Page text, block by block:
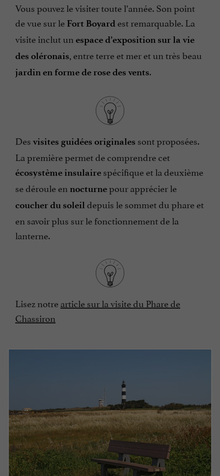
Vous pouvez le visiter toute l’année. Son point
de vue sur le Fort Boyard est remarquable. La
visite inclut un espace d’exposition sur la vie
des oléronais, entre terre et mer et un très beau
jardin en forme de rose des vents.
Des visites guidées originales sont proposées.
La première permet de comprendre cet
écosystème insulaire spécifique et la deuxième
se déroule en nocturnepour apprécier le
coucher du soleil depuis le sommet du phare et
en savoir plus sur le fonctionnement de la
lanterne.
Lisez notrearticle sur la visite du Phare de
Chassiron